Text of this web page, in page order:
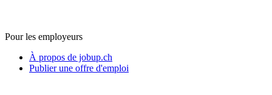
Pour les employeurs
À propos de jobup.ch
Publier une offre d'emploi